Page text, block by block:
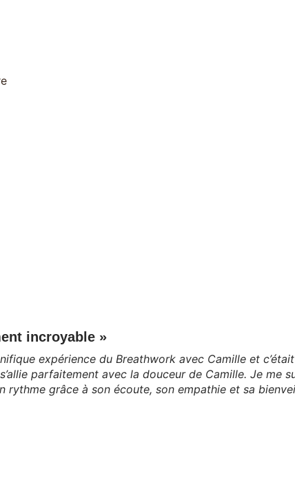
incroyable »
expérience du Breathwork avec Camille et
parfaitement avec la douceur de Camille. Je me
rythme grâce à son écoute, son empathie et sa